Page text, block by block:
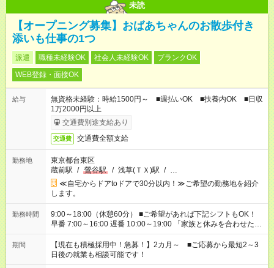
未読
【オープニング募集】おばあちゃんのお散歩付き
添いも仕事の1つ
派遣 職種未経験OK 社会人未経験OK
ブランクOK
WEB登録・面接OK
給与
無資格未経験：時給1500円～ ■週払いOK ■扶養内OK ■日収
1万2000円以上
交通費別途支給あり
交通費 交通費全額支給
勤務地
東京都台東区
蔵前駅 / 鶯谷駅 / 浅草(ＴＸ)駅 / …
≪自宅からドアtoドアで30分以内！≫ご希望の勤務地を紹介
します。
勤務時間
9:00～18:00（休憩60分） ■ご希望があれば下記シフトもOK！
早番 7:00～16:00 遅番 10:00～19:00 「家族と休みを合わせた
い」 「余裕を持って夕飯の準備がしたい」 「できれば残業はし
たくない」 など、ご希望を教えてくださいね。 ※Wワーク希望
の方へ 今ご覧のお仕事で希望する勤務時間と、もう1つのお仕事
の勤務時間。 合計で週40時間を超える場合は応募できません。
期間
【現在も積極採用中！急募！】2カ月～ ■ご応募から最短2～3
日後の就業も相談可能です！